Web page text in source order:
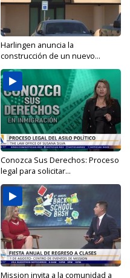
Harlingen anuncia la
construcción de un nuevo...
Conozca Sus Derechos: Proceso
legal para solicitar...
Mission invita a la comunidad a